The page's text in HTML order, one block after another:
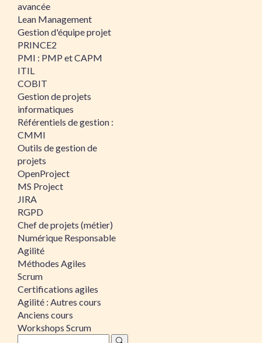
avancée
Lean Management
Gestion d'équipe projet
PRINCE2
PMI : PMP et CAPM
ITIL
COBIT
Gestion de projets
informatiques
Référentiels de gestion :
CMMI
Outils de gestion de
projets
OpenProject
MS Project
JIRA
RGPD
Chef de projets (métier)
Numérique Responsable
Agilité
Méthodes Agiles
Scrum
Certifications agiles
Agilité : Autres cours
Anciens cours
Workshops Scrum